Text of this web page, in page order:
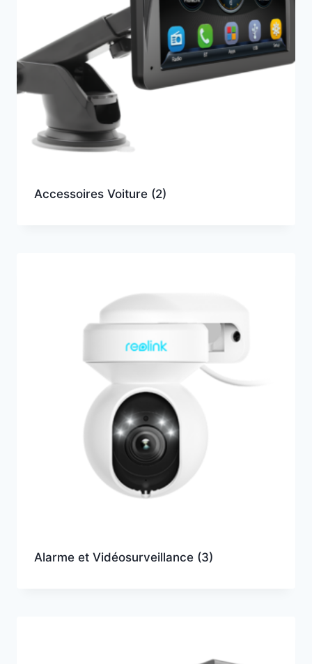
Accessoires Voiture (2)
Alarme et Vidéosurveillance (3)